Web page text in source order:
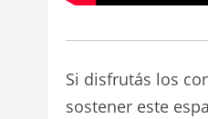
Si disfrutás los
sostener este